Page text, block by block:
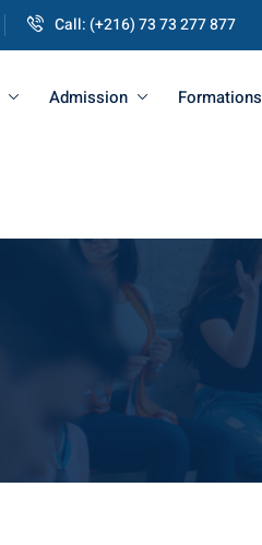
Call: (+216) 73 73 277 877
Admission Formations